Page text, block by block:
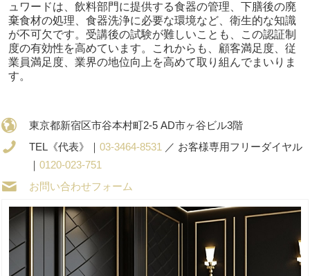
ュワードは、飲料部門に提供する食器の管理、下膳後の廃
棄食材の処理、食器洗浄に必要な環境など、衛生的な知識
が不可欠です。受講後の試験が難しいことも、この認証制
度の有効性を高めています。これからも、顧客満足度、従
業員満足度、業界の地位向上を高めて取り組んでまいりま
す。
東京都新宿区市谷本村町2-5 AD市ヶ谷ビル3階
TEL《代表》｜ 03-3464-8531 ／ お客様専用フリーダイヤル
｜ 0120-023-751
お問い合わせフォーム